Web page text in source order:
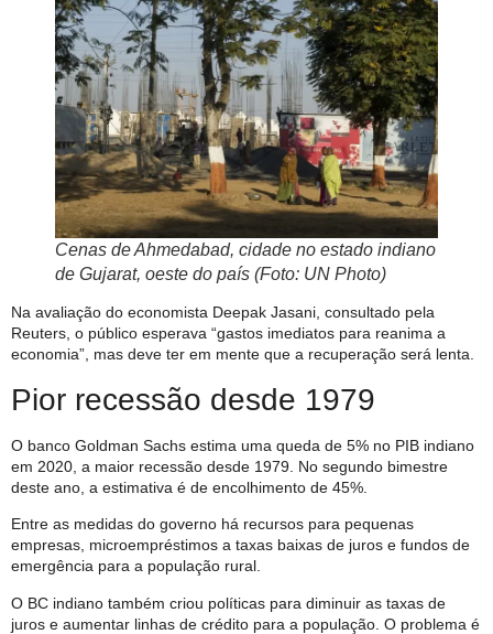
Cenas de Ahmedabad, cidade no estado indiano
de Gujarat, oeste do país (Foto: UN Photo)
Na avaliação do economista Deepak Jasani, consultado pela
Reuters, o público esperava “gastos imediatos para reanima a
economia”, mas deve ter em mente que a recuperação será lenta.
Pior recessão desde 1979
O banco Goldman Sachs estima uma queda de 5% no PIB indiano
em 2020, a maior recessão desde 1979. No segundo bimestre
deste ano, a estimativa é de encolhimento de 45%.
Entre as medidas do governo há recursos para pequenas
empresas, microempréstimos a taxas baixas de juros e fundos de
emergência para a população rural.
O BC indiano também criou políticas para diminuir as taxas de
juros e aumentar linhas de crédito para a população. O problema é